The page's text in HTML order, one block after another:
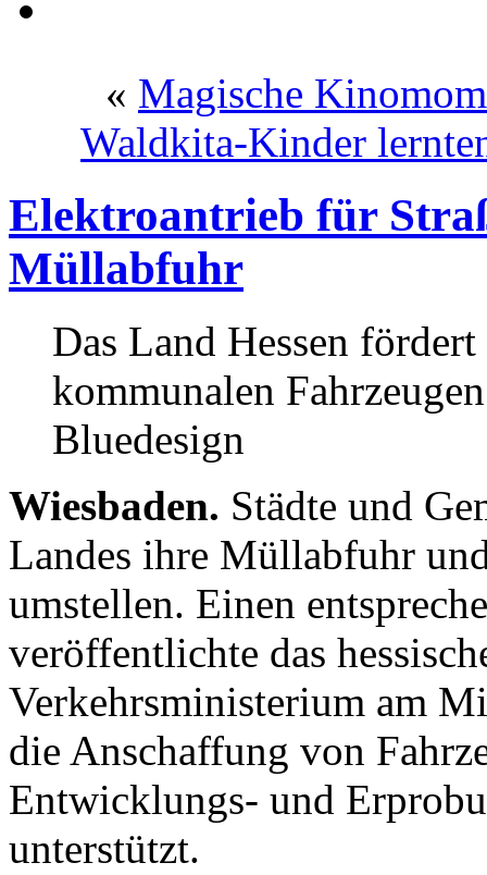
« Magische
Waldkita-Kinder
Elektroantrieb für
Müllabfuhr
Das Land Hessen
kommunalen
Bluedesign
Wiesbaden. Städte und
Landes ihre Müllabfuhr
umstellen. Einen
veröffentlichte das
Verkehrsministerium am
die Anschaffung von
Entwicklungs- und
unterstützt.